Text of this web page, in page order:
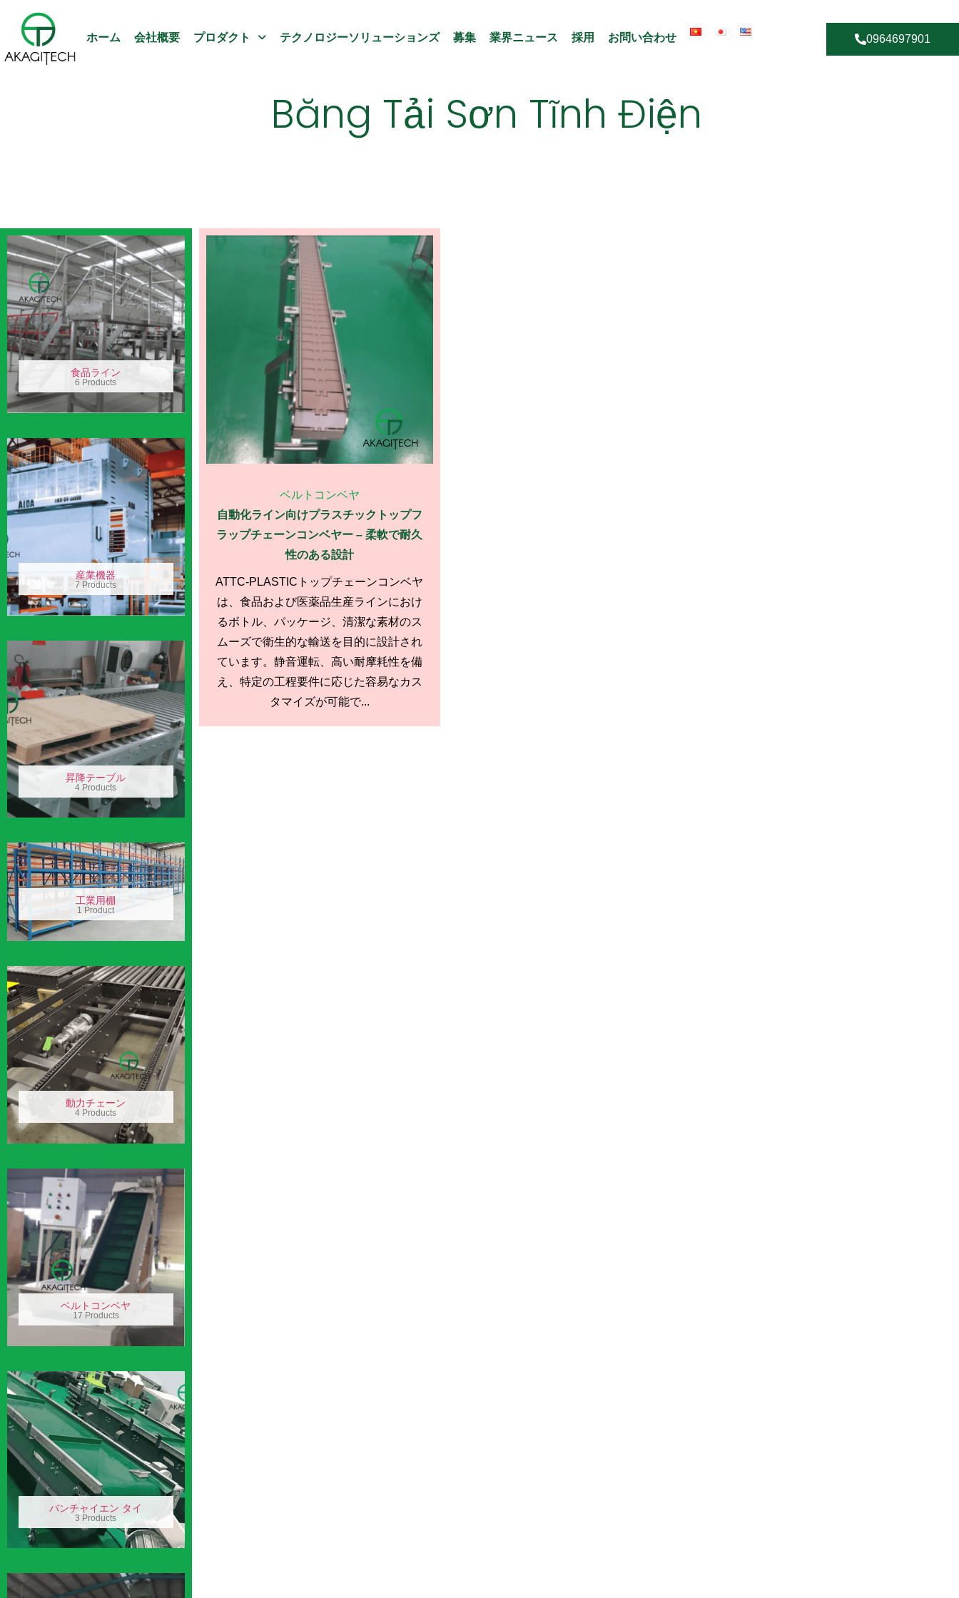
ホーム 会社概要 プロダクト テクノロジーソリューションズ 募集 業界ニュース 採用 お問い合わせ 0964697901
Băng Tải Sơn Tĩnh Điện
食品ライン
6 Products
産業機器
7 Products
昇降テーブル
4 Products
工業用棚
1 Product
動力チェーン
4 Products
ベルトコンベヤ
17 Products
バンチャイエン タイ
3 Products
ベルトコンベヤ
自動化ライン向けプラスチックトップフ
ラップチェーンコンベヤー – 柔軟で耐久
性のある設計
ATTC-PLASTICトップチェーンコンベヤ
は、食品および医薬品生産ラインにおけ
るボトル、パッケージ、清潔な素材のス
ムーズで衛生的な輸送を目的に設計され
ています。静音運転、高い耐摩耗性を備
え、特定の工程要件に応じた容易なカス
タマイズが可能で...